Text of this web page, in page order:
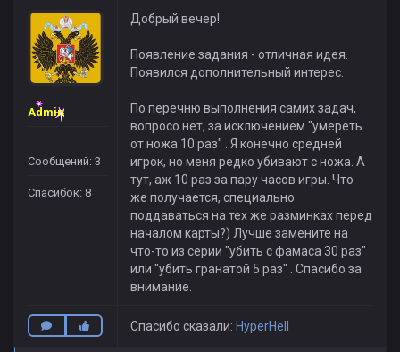
Admin
Сообщений: 3
Спасибок: 8
Добрый вечер!
Появление задания - отличная идея.
Появился дополнительный интерес.
По перечню выполнения самих задач,
вопросо нет, за исключением "умереть
от ножа 10 раз" . Я конечно средней
игрок, но меня редко убивают с ножа. А
тут, аж 10 раз за пару часов игры. Что
же получается, специально
поддаваться на тех же разминках перед
началом карты?) Лучше замените на
что-то из серии "убить с фамаса 30 раз"
или "убить гранатой 5 раз" . Спасибо за
внимание.
Спасибо сказали: HyperHell